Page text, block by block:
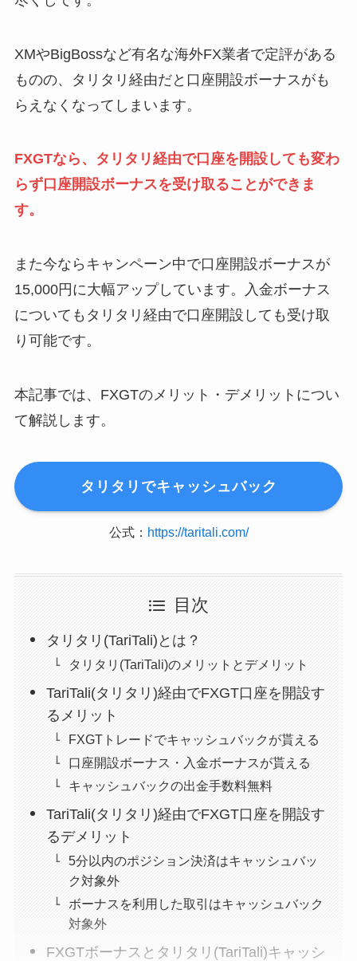
XMやBigBossなど有名な海外FX業者で定評がある
ものの、タリタリ経由だと口座開設ボーナスがも
らえなくなってしまいます。
FXGTなら、タリタリ経由で口座を開設しても変わ
らず口座開設ボーナスを受け取ることができま
す。
また今ならキャンペーン中で口座開設ボーナスが
15,000円に大幅アップしています。入金ボーナス
についてもタリタリ経由で口座開設しても受け取
り可能です。
本記事では、FXGTのメリット・デメリットについ
て解説します。
タリタリでキャッシュバック
公式： https://taritali.com/
目次
タリタリ(TariTali)とは？
タリタリ(TariTali)のメリットとデメリット
TariTali(タリタリ)経由でFXGT口座を開設す
るメリット
FXGTトレードでキャッシュバックが貰える
口座開設ボーナス・入金ボーナスが貰える
キャッシュバックの出金手数料無料
TariTali(タリタリ)経由でFXGT口座を開設す
るデメリット
5分以内のポジション決済はキャッシュバッ
ク対象外
ボーナスを利用した取引はキャッシュバック
対象外
FXGTボーナスとタリタリ(TariTali)キャッシ